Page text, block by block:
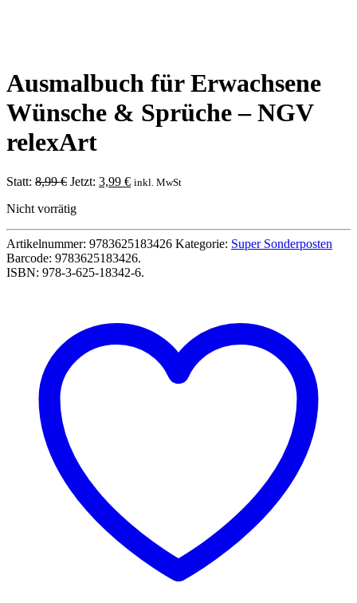
Ausmalbuch für Erwachsene
Wünsche & Sprüche – NGV
relexArt
Statt: 8,99€ Ursprünglicher
war:
Jetzt: 3,99 €Aktueller
inkl. MwSt
Nicht vorrätig
Artikelnummer: 9783625183426 Kategorie: Super Sonderposten
Barcode: 9783625183426.
ISBN: 978-3-625-18342-6.